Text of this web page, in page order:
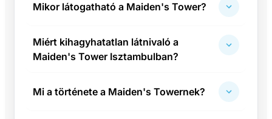
Mikor látogatható a Maiden's Tower?
Miért kihagyhatatlan látnivaló a
Maiden's Tower Isztambulban?
Mi a története a Maiden's Towernek?